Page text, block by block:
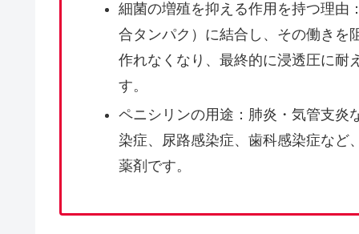
細菌の増殖を抑える作用を持つ理由
合タンパク）に結合し、その働きを
作れなくなり、最終的に浸透圧に耐
す。
ペニシリンの用途：肺炎・気管支炎
染症、尿路感染症、歯科感染症など
薬剤です。